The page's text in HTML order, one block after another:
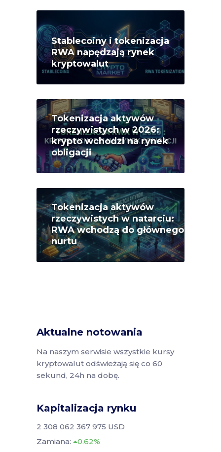
Stablecoiny i tokenizacja
RWA napędzają rynek
kryptowalut
Tokenizacja aktywów
rzeczywistych w 2026:
krypto wchodzi na rynek
obligacji
Tokenizacja aktywów
rzeczywistych w natarciu:
RWA wchodzą do głównego
nurtu
Aktualne notowania
Na naszym serwisie wszystkie kursy
kryptowalut odświeżają się co 60
sekund, 24h na dobę.
Kapitalizacja rynku
2 308 062 367 975 USD
Zamiana:
0.62%